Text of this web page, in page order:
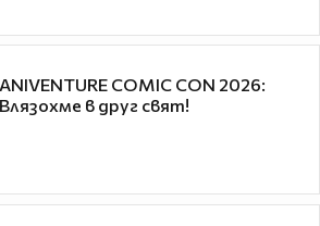
ANIVENTURE COMIC CON 2026:
Влязохме в друг свят!